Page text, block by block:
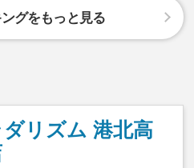
グをもっと見る
リズム 港北高